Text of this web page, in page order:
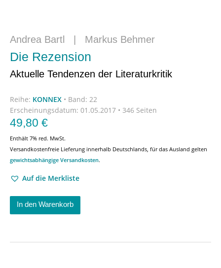
Andrea Bartl | Markus Behmer
Die Rezension
Aktuelle Tendenzen der Literaturkritik
Reihe: KONNEX • Band: 22
Erscheinungsdatum: 01.05.2017 • 346 Seiten
49,80 €
Enthält 7% red. MwSt.
Versandkostenfreie Lieferung innerhalb Deutschlands, für das Ausland gelten
gewichtsabhängige Versandkosten.
Auf die Merkliste
In den Warenkorb